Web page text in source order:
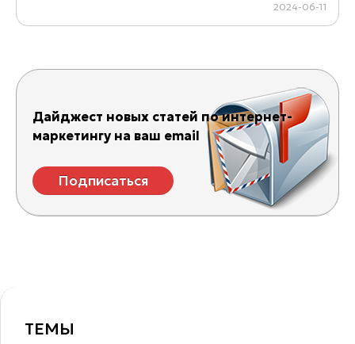
2024-06-11
Дайджест новых статей по интернет-
маркетингу на ваш email
Подписаться
ТЕМЫ